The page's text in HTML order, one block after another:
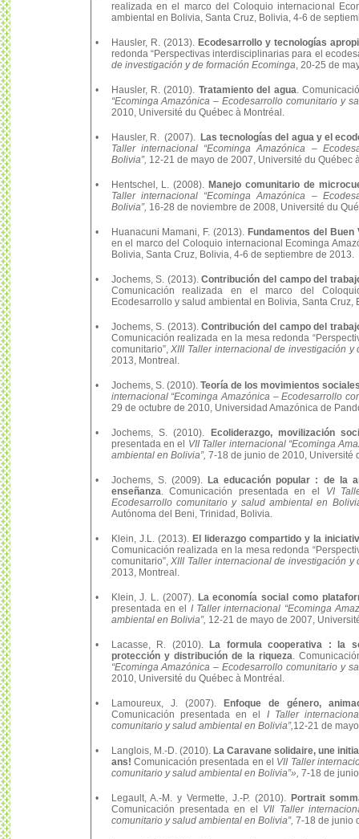
realizada en el marco del Coloquio internacional
ambiental en Bolivia, Santa Cruz, Bolivia, 4-6 de
• Hausler, R. (2013). Ecodesarrollo y tecnologías
redonda “Perspectivas interdisciplinarias para el
de investigación y de formación Ecominga, 20-25 de
• Hausler, R. (2010). Tratamiento del agua.
“Ecominga Amazónica – Ecodesarrollo comunitario y
2010, Université du Québec à Montréal.
• Hausler, R. (2007). Las tecnologías del agua y el
Taller internacional “Ecominga Amazónica –
Bolivia”, 12-21 de mayo de 2007, Université du Québec
• Hentschel, L. (2008). Manejo comunitario de
Taller internacional “Ecominga Amazónica –
Bolivia”, 16-28 de noviembre de 2008, Université du
• Huanacuni Mamani, F. (2013). Fundamentos del
en el marco del Coloquio internacional Ecominga
Bolivia, Santa Cruz, Bolivia, 4-6 de septiembre de 2013.
• Jochems, S. (2013).Contribución del campo del
Comunicación realizada en el marco del
Ecodesarrollo y salud ambiental en Bolivia, Santa Cruz,
• Jochems, S. (2013).Contribución del campo del
Comunicación realizada en la mesa redonda
comunitario”,XIII Taller internacional de investigación y
2013, Montreal.
• Jochems, S. (2010). Teoría de los movimientos
internacional “Ecominga Amazónica – Ecodesarrollo
29 de octubre de 2010, Universidad Amazónica de
• Jochems, S. (2010).
Ecoliderazgo, movilización
presentada en el
VII Taller internacional “Ecominga
ambiental en Bolivia”, 7-18 de junio de 2010, Université
• Jochems, S. (2009). La educación popular : de la
enseñanza. Comunicación presentada en el
VI
Ecodesarrollo comunitario y salud ambiental en
Autónoma del Beni, Trinidad, Bolivia.
• Klein, J.L. (2013). El liderazgo compartido y la
Comunicación realizada en la mesa redonda
comunitario”,XIII Taller internacional de investigación y
2013, Montreal.
• Klein, J. L. (2007). La economía social como
presentada en el
I Taller internacional “Ecominga
ambiental en Bolivia”, 12-21 de mayo de 2007,
• Lacasse, R. (2010).
La formula cooperativa : la
protección y distribución de la riqueza.
“Ecominga Amazónica – Ecodesarrollo comunitario y
2010, Université du Québec à Montréal.
• Lamoureux, J. (2007).
Enfoque de género,
Comunicación presentada en el
I Taller
comunitario y salud ambiental en Bolivia”,12-21 de
• Langlois, M.-D. (2010). La Caravane solidaire, une
ans! Comunicación presentada en el VII Taller
comunitario y salud ambiental en Bolivia”», 7-18 de
• Legault, A.-M. y Vermette, J.-P. (2010). Portrait
Comunicación presentada en el
VII Taller
comunitario y salud ambiental en Bolivia”, 7-18 de junio